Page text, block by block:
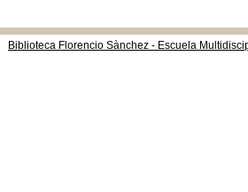
Biblioteca Florencio Sànchez - Escuela